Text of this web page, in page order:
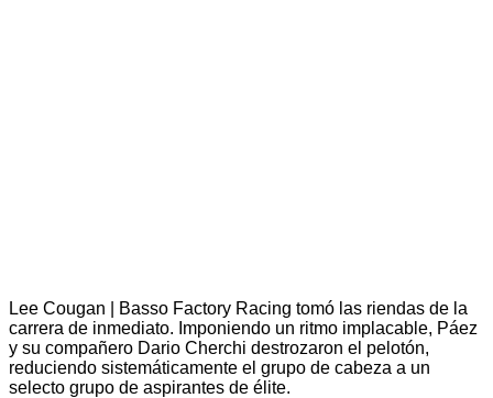
Lee Cougan | Basso Factory Racing tomó las riendas de la
carrera de inmediato. Imponiendo un ritmo implacable, Páez
y su compañero Dario Cherchi destrozaron el pelotón,
reduciendo sistemáticamente el grupo de cabeza a un
selecto grupo de aspirantes de élite.